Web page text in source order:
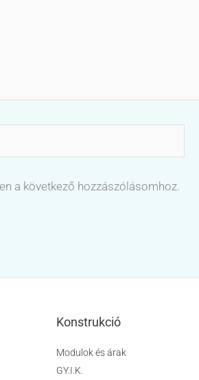
a következő hozzászólásomhoz.
Konstrukció
Modulok és árak
GY.I.K.